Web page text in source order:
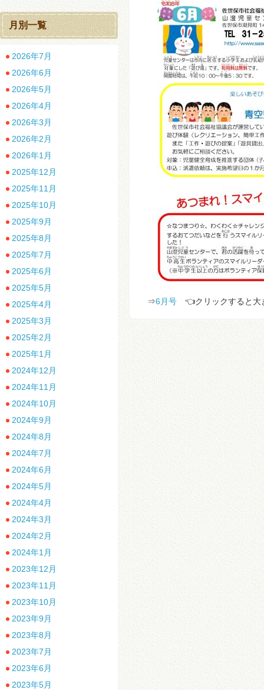
⇒6月号 👈クリックすると
月別一覧
2026年7月
2026年6月
2026年5月
2026年4月
2026年3月
2026年2月
2026年1月
2025年12月
2025年11月
2025年10月
2025年9月
2025年8月
2025年7月
2025年6月
2025年5月
2025年4月
2025年3月
2025年2月
2025年1月
2024年12月
2024年11月
2024年10月
2024年9月
2024年8月
2024年7月
2024年6月
2024年5月
2024年4月
2024年3月
2024年2月
2024年1月
2023年12月
2023年11月
2023年10月
2023年9月
2023年8月
2023年7月
2023年6月
2023年5月